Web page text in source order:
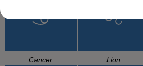
Cancer Lion